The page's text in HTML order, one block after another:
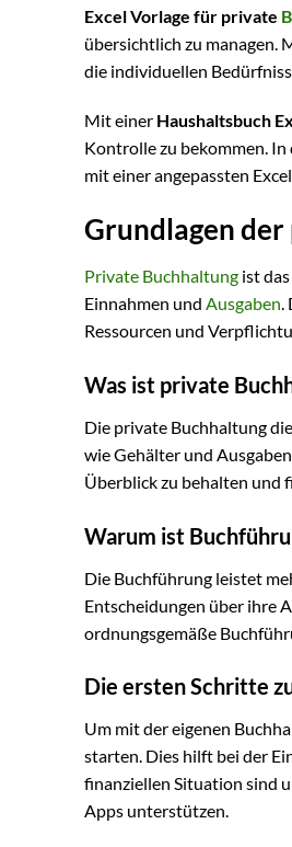
Excel Vorlage für private
übersichtlich zu managen.
die individuellen
Mit einer Haushaltsbuch
Kontrolle zu bekommen.
mit einer angepassten
Grundlagen
Private Buchhaltung ist
Einnahmen und Ausgaben.
Ressourcen und
Was ist private
Die private Buchhaltung
wie Gehälter und
Überblick zu behalten und
Warum ist
Die Buchführung leistet
Entscheidungen über ihre
ordnungsgemäße
Die ersten Schritte
Um mit der eigenen
starten. Dies hilft bei der
finanziellen Situation sind
Apps unterstützen.